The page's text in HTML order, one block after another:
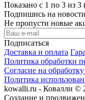
Показано с 1 по 3 из 3
Подпишись на новости
Не пропусти новые
Подписаться
Доставка и оплата
Политика обработки
Согласие на
Политика
kowalli.ru - Ковалли ©
Создание и